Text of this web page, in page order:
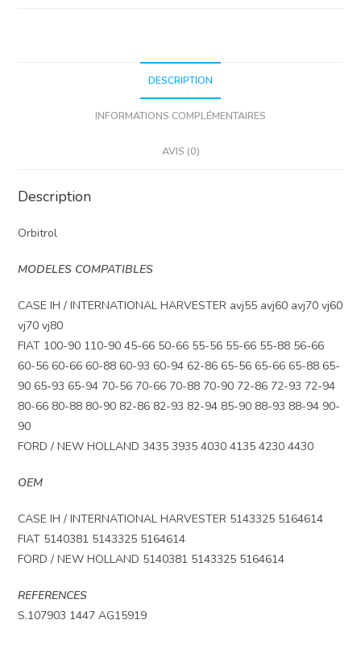
DESCRIPTION
INFORMATIONS COMPLÉMENTAIRES
AVIS (0)
Description
Orbitrol
MODELES COMPATIBLES
CASE IH / INTERNATIONAL HARVESTER avj55 avj60 avj70 vj60
vj70 vj80
FIAT 100-90 110-90 45-66 50-66 55-56 55-66 55-88 56-66
60-56 60-66 60-88 60-93 60-94 62-86 65-56 65-66 65-88 65-
90 65-93 65-94 70-56 70-66 70-88 70-90 72-86 72-93 72-94
80-66 80-88 80-90 82-86 82-93 82-94 85-90 88-93 88-94 90-
90
FORD / NEW HOLLAND 3435 3935 4030 4135 4230 4430
OEM
CASE IH / INTERNATIONAL HARVESTER 5143325 5164614
FIAT 5140381 5143325 5164614
FORD / NEW HOLLAND 5140381 5143325 5164614
REFERENCES
S.107903 1447 AG15919